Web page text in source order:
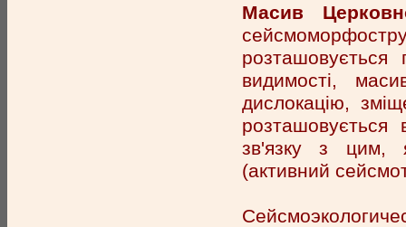
Масив
видимості,
дислокацію,
зв'язку з цим,
(активний